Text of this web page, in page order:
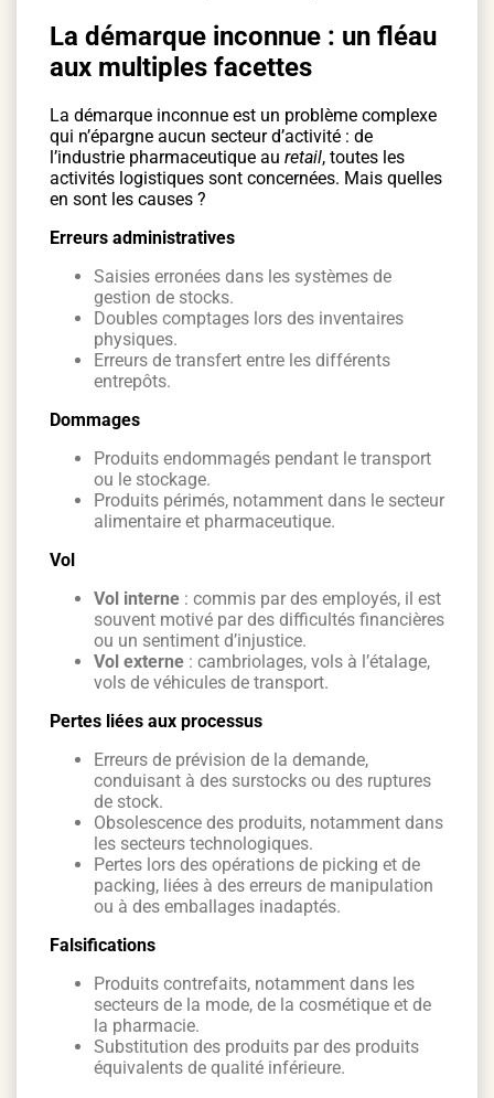
La démarque inconnue : un fléau
aux multiples facettes
La démarque inconnue est un problème complexe
qui n’épargne aucun secteur d’activité : de
l’industrie pharmaceutique au retail, toutes les
activités logistiques sont concernées. Mais quelles
en sont les causes ?
Erreurs administratives
Saisies erronées dans les systèmes de
gestion de stocks.
Doubles comptages lors des inventaires
physiques.
Erreurs de transfert entre les différents
entrepôts.
Dommages
Produits endommagés pendant le transport
ou le stockage.
Produits périmés, notamment dans le secteur
alimentaire et pharmaceutique.
Vol
Vol interne : commis par des employés, il est
souvent motivé par des difficultés financières
ou un sentiment d’injustice.
Vol externe : cambriolages, vols à l’étalage,
vols de véhicules de transport.
Pertes liées aux processus
Erreurs de prévision de la demande,
conduisant à des surstocks ou des ruptures
de stock.
Obsolescence des produits, notamment dans
les secteurs technologiques.
Pertes lors des opérations de picking et de
packing, liées à des erreurs de manipulation
ou à des emballages inadaptés.
Falsifications
Produits contrefaits, notamment dans les
secteurs de la mode, de la cosmétique et de
la pharmacie.
Substitution des produits par des produits
équivalents de qualité inférieure.